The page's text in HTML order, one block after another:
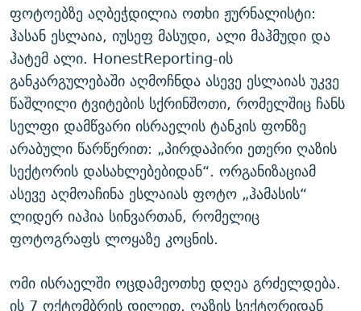
ფოტოებზე აღბეჭდილია ოთხი ჟურნალისტი:
ჰასან ესლაია, იუსეფ მასუდი, ალი მაჰმუდი და
ჰატემ ალი. HonestReporting-ის
განკარგულებაში აღმოჩნდა ასევე ესლაიას უკვე
წაშლილი ტვიტების სქრინშოთი, რომელშიც ჩანს
სელფი დამწვარი ისრაელის ტანკის ფონზე
არაბული წარწერით: „პირდაპირი ეთერი ღაზის
სექტორის დასახლებებიდან“. ორგანიზაციამ
ასევე აღმოაჩინა ესლაიას ფოტო „ჰამასის“
ლიდერ იაჰია სინვართან, რომელიც
ფოტოგრაფს ლოყაზე კოცნის.
ომი ისრაელში ოცდამეოთხე დღეა გრძელდება.